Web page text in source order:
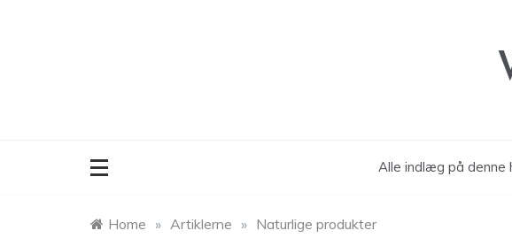
Alle indlæg på denne
Home » Artiklerne » Naturlige produkter